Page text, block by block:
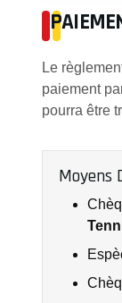
Le
paiement
pourra être
Moyens